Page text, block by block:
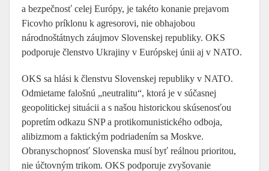
a bezpečnosť celej Európy, je takéto konanie prejavom
Ficovho príklonu k agresorovi, nie obhajobou
národnoštátnych záujmov Slovenskej republiky. OKS
podporuje členstvo Ukrajiny v Európskej únii aj v NATO.
OKS sa hlási k členstvu Slovenskej republiky v NATO.
Odmietame falošnú „neutralitu“, ktorá je v súčasnej
geopolitickej situácii a s našou historickou skúsenosťou
popretím odkazu SNP a protikomunistického odboja,
alibizmom a faktickým podriadením sa Moskve.
Obranyschopnosť Slovenska musí byť reálnou prioritou,
nie účtovným trikom. OKS podporuje zvyšovanie